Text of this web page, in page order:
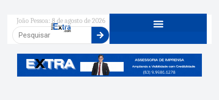
João Pessoa: 8 de agosto de 2026